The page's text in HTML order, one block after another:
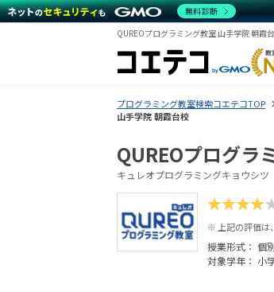
QUREOプログラミング教室 山手学院 朝霞
プログラミング教室検索コエテコTOP
山手学院 朝霞台校
QUREOプログラ
キュレオプログラミングキョウシツ
※ 上記の評価は
授業形式： 個
対象学年： 小
無料診断